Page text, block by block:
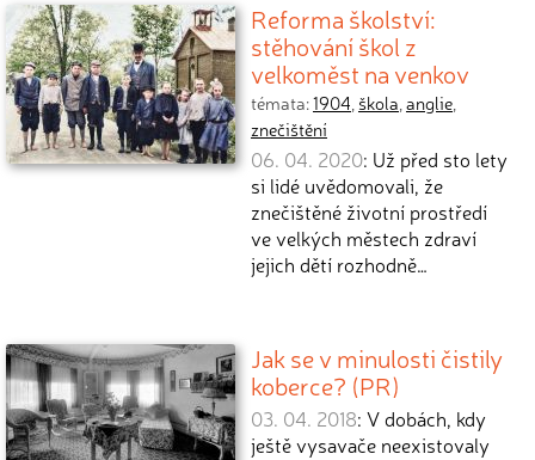
Reforma školství:
stěhování škol z
velkoměst na venkov
témata:1904, škola,anglie,
znečištění
06. 04. 2020: Už před sto lety
si lidé uvědomovali, že
znečištěné životní prostředí
ve velkých městech zdraví
jejich dětí rozhodně…
Jak se v minulosti čistily
koberce? (PR)
03. 04. 2018: V dobách, kdy
ještě vysavače neexistovaly